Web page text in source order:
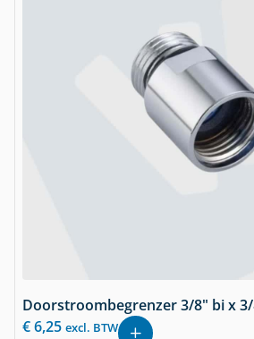
Doorstroombegrenzer 3/8" bi x
€6,25 excl. BTW